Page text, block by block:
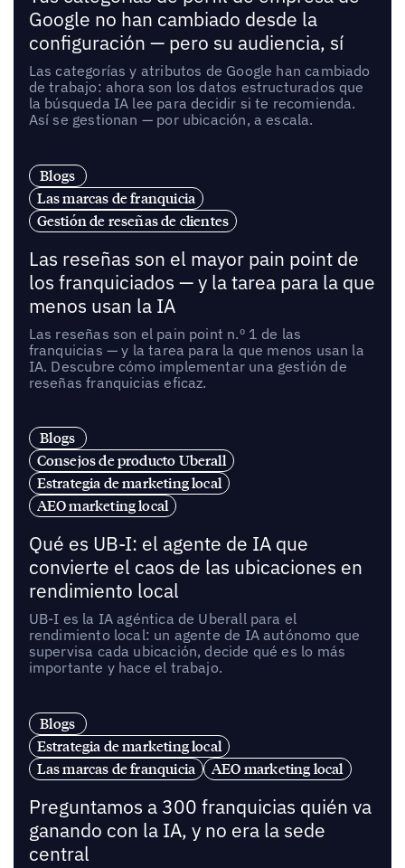
Google no han cambiado desde la
configuración — pero su audiencia, sí
Las categorías y atributos de Google han cambiado
de trabajo: ahora son los datos estructurados que
la búsqueda IA lee para decidir si te recomienda.
Así se gestionan — por ubicación, a escala.
Blogs
Las marcas de franquicia
Gestión de reseñas de clientes
Las reseñas son el mayor pain point de
los franquiciados — y la tarea para la que
menos usan la IA
Las reseñas son el pain point n.º 1 de las
franquicias — y la tarea para la que menos usan la
IA. Descubre cómo implementar una gestión de
reseñas franquicias eficaz.
Blogs
Consejos de producto Uberall
Estrategia de marketing local
AEO marketing local
Qué es UB-I: el agente de IA que
convierte el caos de las ubicaciones en
rendimiento local
UB-I es la IA agéntica de Uberall para el
rendimiento local: un agente de IA autónomo que
supervisa cada ubicación, decide qué es lo más
importante y hace el trabajo.
Blogs
Estrategia de marketing local
Las marcas de franquicia
AEO marketing local
Preguntamos a 300 franquicias quién va
ganando con la IA, y no era la sede
central